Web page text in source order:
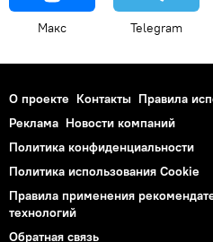
Макс Telegram
О проекте Контакты Правила
Реклама Новости компаний
Политика конфиденциальности
Политика использования Cookie
Правила применения
технологий
Обратная связь